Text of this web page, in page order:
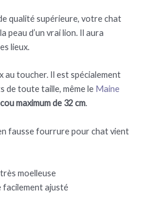
qualité supérieure, votre chat
peau d’un vrai lion. Il aura
lieux.
au toucher. Il est spécialement
de toute taille, même le Maine
maximum de 32 cm.
fausse fourrure pour chat vient
moelleuse
facilement ajusté